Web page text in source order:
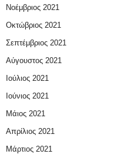
Νοέμβριος 2021
Οκτώβριος 2021
Σεπτέμβριος 2021
Αύγουστος 2021
Ιούλιος 2021
Ιούνιος 2021
Μάιος 2021
Απρίλιος 2021
Μάρτιος 2021